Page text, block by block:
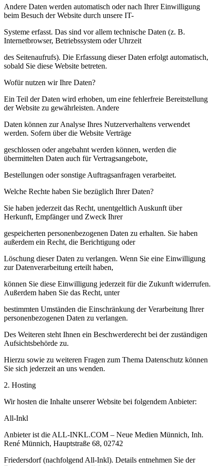
Andere Daten werden automatisch oder nach Ihrer Einwilligung
beim Besuch der Website durch unsere IT-
Systeme erfasst. Das sind vor allem technische Daten (z. B.
Internetbrowser, Betriebssystem oder Uhrzeit
des Seitenaufrufs). Die Erfassung dieser Daten erfolgt automatisch,
sobald Sie diese Website betreten.
Wofür nutzen wir Ihre Daten?
Ein Teil der Daten wird erhoben, um eine fehlerfreie Bereitstellung
der Website zu gewährleisten. Andere
Daten können zur Analyse Ihres Nutzerverhaltens verwendet
werden. Sofern über die Website Verträge
geschlossen oder angebahnt werden können, werden die
übermittelten Daten auch für Vertragsangebote,
Bestellungen oder sonstige Auftragsanfragen verarbeitet.
Welche Rechte haben Sie bezüglich Ihrer Daten?
Sie haben jederzeit das Recht, unentgeltlich Auskunft über
Herkunft, Empfänger und Zweck Ihrer
gespeicherten personenbezogenen Daten zu erhalten. Sie haben
außerdem ein Recht, die Berichtigung oder
Löschung dieser Daten zu verlangen. Wenn Sie eine Einwilligung
zur Datenverarbeitung erteilt haben,
können Sie diese Einwilligung jederzeit für die Zukunft widerrufen.
Außerdem haben Sie das Recht, unter
bestimmten Umständen die Einschränkung der Verarbeitung Ihrer
personenbezogenen Daten zu verlangen.
Des Weiteren steht Ihnen ein Beschwerderecht bei der zuständigen
Aufsichtsbehörde zu.
Hierzu sowie zu weiteren Fragen zum Thema Datenschutz können
Sie sich jederzeit an uns wenden.
2. Hosting
Wir hosten die Inhalte unserer Website bei folgendem Anbieter:
All-Inkl
Anbieter ist die ALL-INKL.COM – Neue Medien Münnich, Inh.
René Münnich, Hauptstraße 68, 02742
Friedersdorf (nachfolgend All-Inkl). Details entnehmen Sie der